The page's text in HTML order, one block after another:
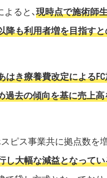
ると、現時点で施術師
降も利用者増を目指す
はき療養費改定による
過去の傾向を基に売上
ピス事業共に拠点数を
し大幅な減益となって